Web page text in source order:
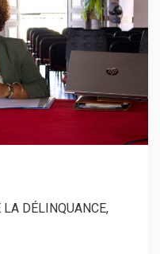
LA DÉLINQUANCE,